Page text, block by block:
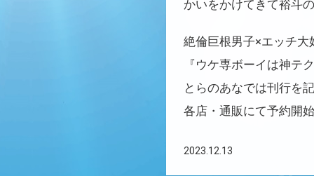
かいをかけてきて裕斗
絶倫巨根男子×エッチ
『ウケ専ボーイは神テ
とらのあなでは刊行を
各店・通販にて予約開
2023.12.13